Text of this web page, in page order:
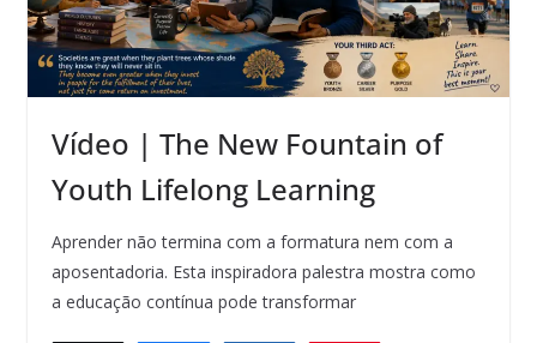
Vídeo | The New Fountain of
Youth Lifelong Learning
Aprender não termina com a formatura nem com a
aposentadoria. Esta inspiradora palestra mostra como
a educação contínua pode transformar